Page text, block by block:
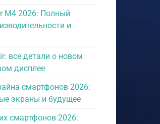
M4 2026: Полный
и
все детали о новом
дисплее
смартфонов 2026:
экраны и будущее
смартфонов 2026: